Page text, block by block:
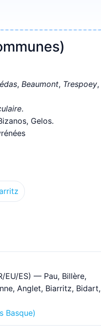
, Beaumont, Trespoey,
.
Gelos.
EU/ES) — Pau, Billère,
Anglet, Biarritz, Bidart,
Basque)